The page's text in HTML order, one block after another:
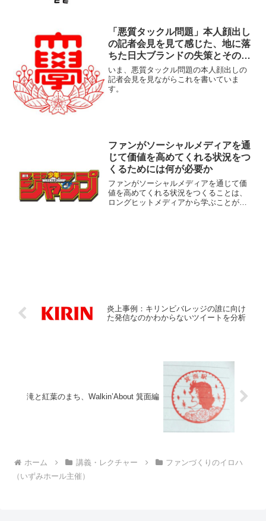
「悪質タックル問題」本人顔出し
の記者会見を見て感じた、地に落
ちた日大ブランドの失策とその対
応策はどうすべきか。
いま、悪質タックル問題の本人顔出しの
記者会見を見ながらこれを書いていま
す。
ファンがソーシャルメディアを通
じて価値を高めてくれる状況をつ
くるためには何が必要か
ファンがソーシャルメディアを通じて価
値を高めてくれる状況をつくることは、
ロングヒットメディアから学ぶことがで
炎上事例：キリンビバレッジの誰に向け
た発信なのかわからないツイートを分析
滝と紅葉のまち、Walkin’About 箕面編
ホーム 講義・レクチャー
ファンづくりのイロハ
（いずみホール主催）